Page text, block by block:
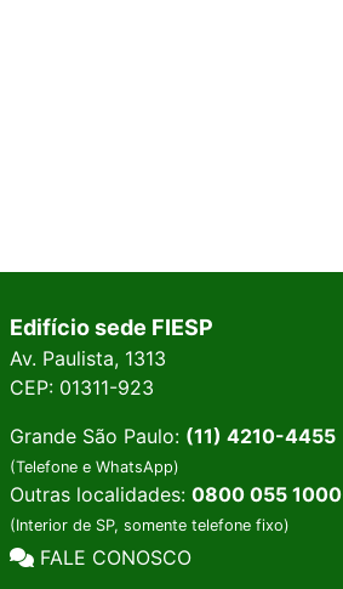
Edifício sede FIESP
Av. Paulista, 1313
CEP: 01311-923
Grande São Paulo: (11) 4210-4455
(Telefone e WhatsApp)
Outras localidades: 0800 055 1000
(Interior de SP, somente telefone fixo)
FALE CONOSCO